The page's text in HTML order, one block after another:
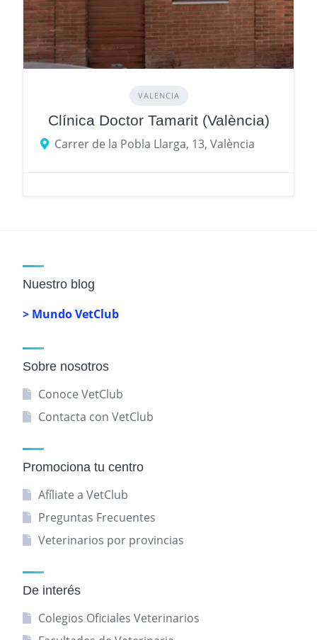
VALENCIA
Clínica Doctor Tamarit (València)
Carrer de la Pobla Llarga, 13, València
Nuestro blog
> Mundo VetClub
Sobre nosotros
Conoce VetClub
Contacta con VetClub
Promociona tu centro
Afíliate a VetClub
Preguntas Frecuentes
Veterinarios por provincias
De interés
Colegios Oficiales Veterinarios